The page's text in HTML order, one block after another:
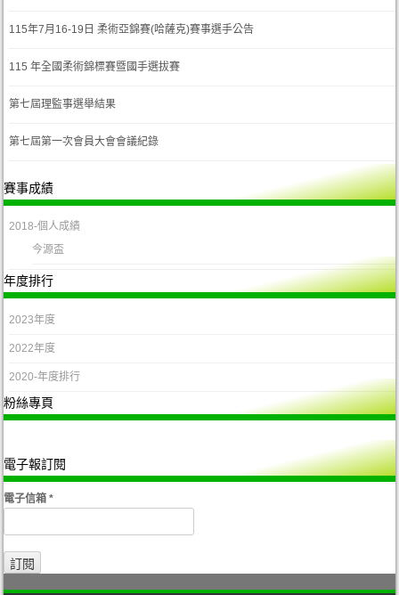
115年7月16-19日 柔術亞錦賽(哈薩克)賽事選手公告
115 年全國柔術錦標賽暨國手選拔賽
第七屆理監事選舉結果
第七屆第一次會員大會會議紀錄
賽事成績
2018-個人成績
今源盃
年度排行
2023年度
2022年度
2020-年度排行
粉絲專頁
電子報訂閱
電子信箱*